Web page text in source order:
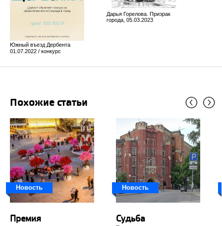
Южный въезд Дербента
01.07.2022 / конкурс
Дарья Горелова. Призрак
города, 05.03.2023
Похожие статьи
Новость
Премия
Новость
Судьба